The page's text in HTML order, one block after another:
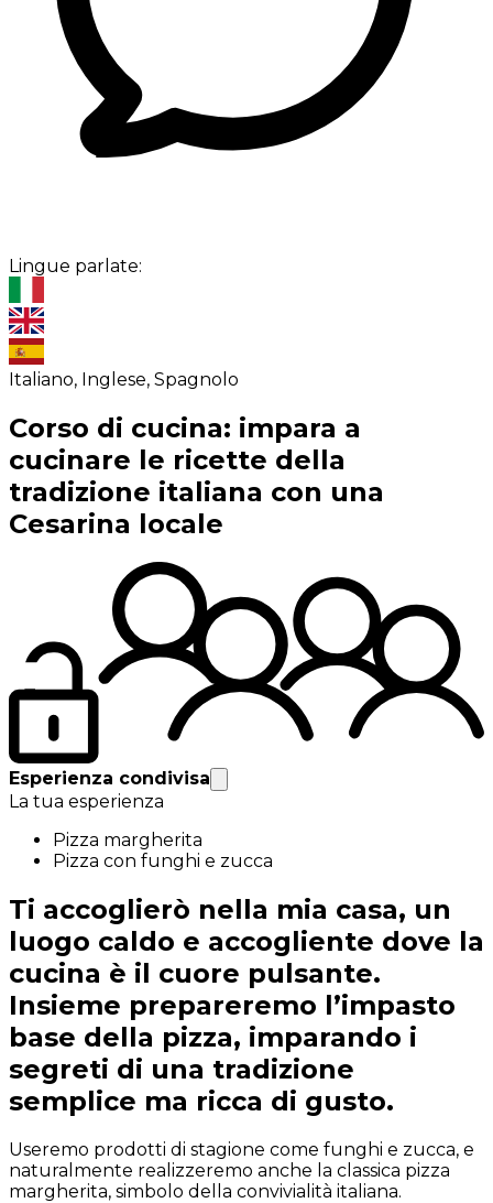
Lingue parlate:
Italiano, Inglese, Spagnolo
Corso di cucina: impara a
cucinare le ricette della
tradizione italiana con una
Cesarina locale
Esperienza condivisa
La tua esperienza
Pizza margherita
Pizza con funghi e zucca
Ti accoglierò nella mia casa, un
luogo caldo e accogliente dove la
cucina è il cuore pulsante.
Insieme prepareremo l’impasto
base della pizza, imparando i
segreti di una tradizione
semplice ma ricca di gusto.
Useremo prodotti di stagione come funghi e zucca, e
naturalmente realizzeremo anche la classica pizza
margherita, simbolo della convivialità italiana.